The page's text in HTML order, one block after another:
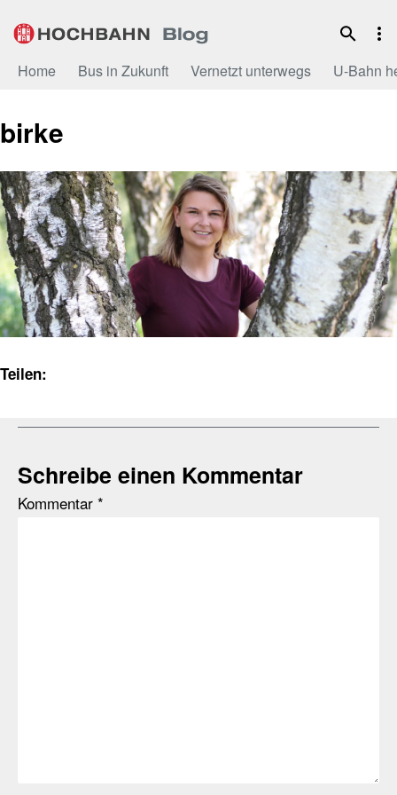
Inhalt
Home Bus in Zukunft Vernetzt unterwegs U-Bahn
birke
Teilen:
Schreibe einen Kommentar
Kommentar *